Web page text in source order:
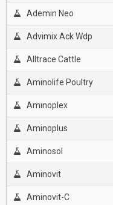
Ademin Neo
Advimix Ack Wdp
Alltrace Cattle
Aminolife Poultry
Amınoplex
Aminoplus
Aminosol
Aminovit
Aminovit-C